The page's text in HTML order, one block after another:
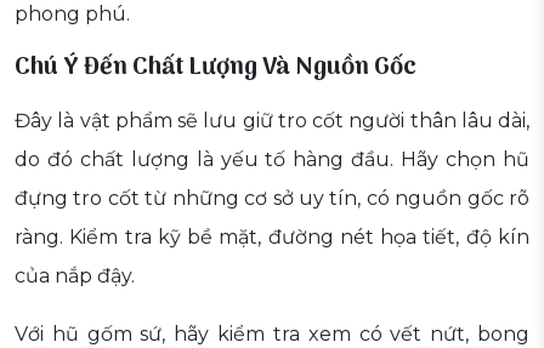
phong phú.
Chú Ý Đến Chất Lượng Và Nguồn Gốc
Đây là vật phẩm sẽ lưu giữ tro cốt người thân lâu dài,
do đó chất lượng là yếu tố hàng đầu. Hãy chọn hũ
đựng tro cốt từ những cơ sở uy tín, có nguồn gốc rõ
ràng. Kiểm tra kỹ bề mặt, đường nét họa tiết, độ kín
của nắp đậy.
Với hũ gốm sứ, hãy kiểm tra xem có vết nứt, bong